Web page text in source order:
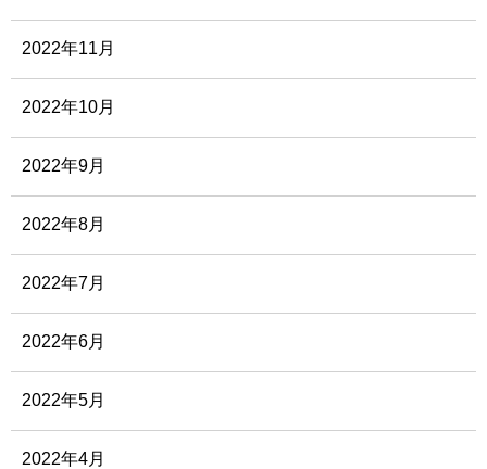
2022年11月
2022年10月
2022年9月
2022年8月
2022年7月
2022年6月
2022年5月
2022年4月